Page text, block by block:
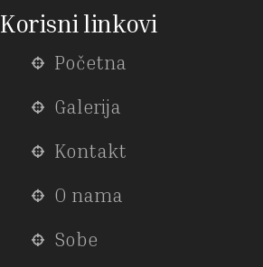
Korisni linkovi
Početna
Galerija
Kontakt
O nama
Sobe